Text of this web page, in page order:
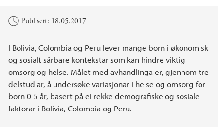
Hovedinnhold
Publisert: 18.05.2017
I Bolivia, Colombia og Peru lever mange born i økonomisk
og sosialt sårbare kontekstar som kan hindre viktig
omsorg og helse. Målet med avhandlinga er, gjennom tre
delstudiar, å undersøke variasjonar i helse og omsorg for
born 0-5 år, basert på ei rekke demografiske og sosiale
faktorar i Bolivia, Colombia og Peru.